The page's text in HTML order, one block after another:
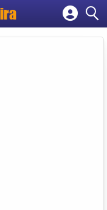
empresa